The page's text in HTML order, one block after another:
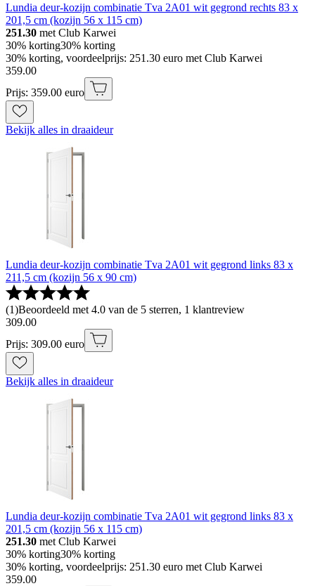
Lundia deur-kozijn combinatie Tva 2A01 wit gegrond rechts 83 x
201,5 cm (kozijn 56 x 115 cm)
251.30 met Club Karwei
30% korting30% korting
30% korting, voordeelprijs: 251.30 euro met Club Karwei
359.00
Prijs: 359.00 euro
Bekijk alles in draaideur
Lundia deur-kozijn combinatie Tva 2A01 wit gegrond links 83 x
211,5 cm (kozijn 56 x 90 cm)
(1)Beoordeeld met 4.0 van de 5 sterren, 1 klantreview
309.00
Prijs: 309.00 euro
Bekijk alles in draaideur
Lundia deur-kozijn combinatie Tva 2A01 wit gegrond links 83 x
201,5 cm (kozijn 56 x 115 cm)
251.30 met Club Karwei
30% korting30% korting
30% korting, voordeelprijs: 251.30 euro met Club Karwei
359.00